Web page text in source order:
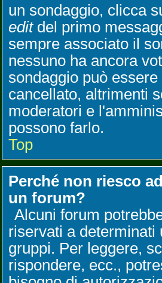
un sondaggio, clicca
editdel primo
sempre associato il
nessuno ha ancora
sondaggio può
cancellato, altrimenti
moderatori e
possono farlo.
Top
Perché non riesco
un forum?
Alcuni forum
riservati a determinati
gruppi. Per leggere,
rispondere, ecc.,